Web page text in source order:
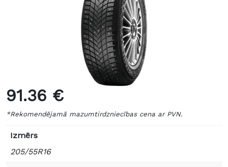
91.36 €
*Rekomendējamā mazumtirdzniecības cena ar PVN.
Izmērs
205/55R16